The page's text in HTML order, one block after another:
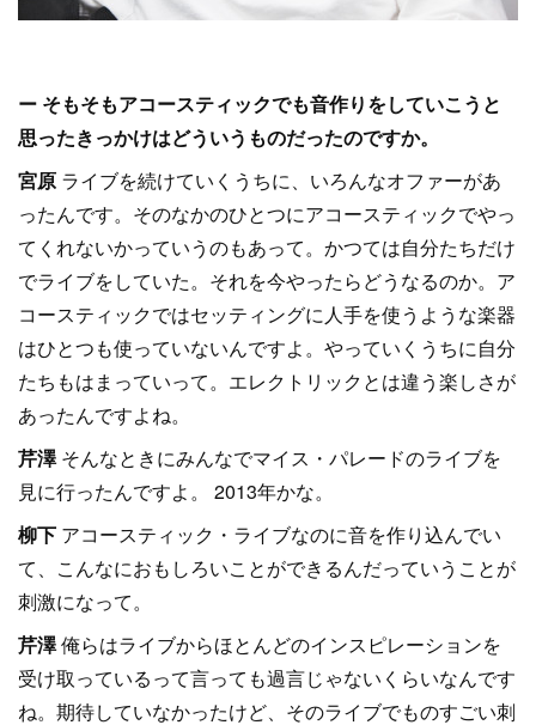
ー そもそもアコースティックでも音作りをしていこうと
思ったきっかけはどういうものだったのですか。
宮原 ライブを続けていくうちに、いろんなオファーがあ
ったんです。そのなかのひとつにアコースティックでやっ
てくれないかっていうのもあって。かつては自分たちだけ
でライブをしていた。それを今やったらどうなるのか。ア
コースティックではセッティングに人手を使うような楽器
はひとつも使っていないんですよ。やっていくうちに自分
たちもはまっていって。エレクトリックとは違う楽しさが
あったんですよね。
芹澤そんなときにみんなでマイス・パレードのライブを
見に行ったんですよ。 2013年かな。
柳下 アコースティック・ライブなのに音を作り込んでい
て、こんなにおもしろいことができるんだっていうことが
刺激になって。
芹澤俺らはライブからほとんどのインスピレーションを
受け取っているって言っても過言じゃないくらいなんです
ね。期待していなかったけど、そのライブでものすごい刺